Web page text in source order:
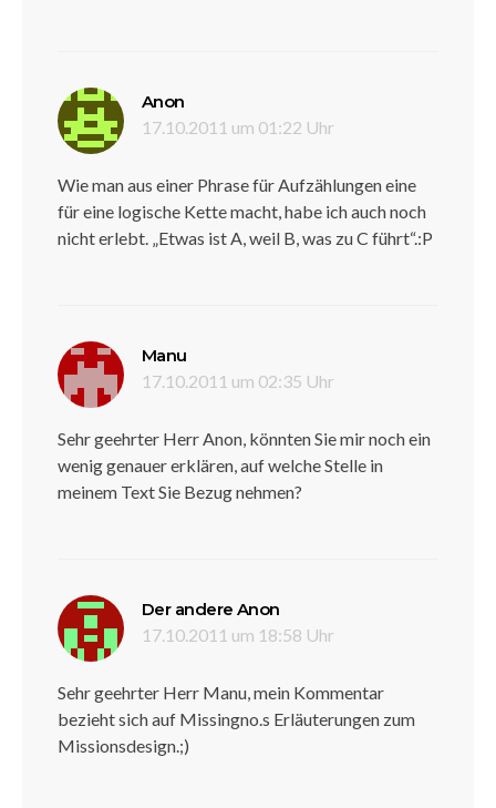
Anon
17.10.2011 um 01:22 Uhr
Wie man aus einer Phrase für Aufzählungen eine
für eine logische Kette macht, habe ich auch noch
nicht erlebt. „Etwas ist A, weil B, was zu C führt“.:P
Manu
17.10.2011 um 02:35 Uhr
Sehr geehrter Herr Anon, könnten Sie mir noch ein
wenig genauer erklären, auf welche Stelle in
meinem Text Sie Bezug nehmen?
Der andere Anon
17.10.2011 um 18:58 Uhr
Sehr geehrter Herr Manu, mein Kommentar
bezieht sich auf Missingno.s Erläuterungen zum
Missionsdesign.;)